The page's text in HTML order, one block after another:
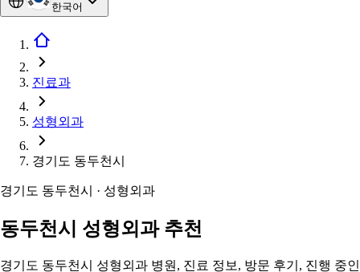
한국어
진료과
성형외과
경기도 동두천시
경기도 동두천시 · 성형외과
동두천시 성형외과 추천
경기도 동두천시 성형외과 병원, 진료 정보, 방문 후기, 진행 중인